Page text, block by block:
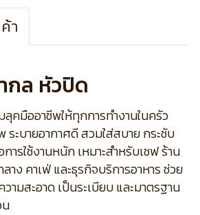
า
กล หัวปิด
คมืออาชีพให้ทุกการทำงานในครัว
ะบายอากาศดี สวมใส่สบาย กระชับ
รใช้งานหนัก เหมาะสำหรับเชฟ ร้าน
าง คาเฟ่ และธุรกิจบริการอาหาร ช่วย
มสะอาด เป็นระเบียบ และมาตรฐาน